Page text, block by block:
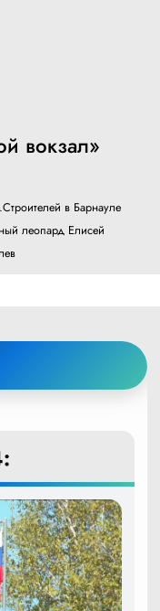
вокзал»
в Барнауле
леопард Елисей